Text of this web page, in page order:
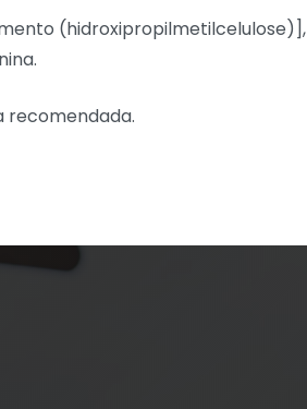
(hidroxipropilmetilcelulose)],
recomendada.